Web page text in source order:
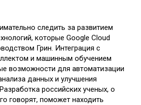
следить за развитием
которые Google Cloud
Грин. Интеграция с
и машинным обучением
возможности для автоматизации
данных и улучшения
российских ученых, о
говорят, поможет находить